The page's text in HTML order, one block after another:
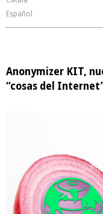
Español
Anonymizer KIT,
“cosas del